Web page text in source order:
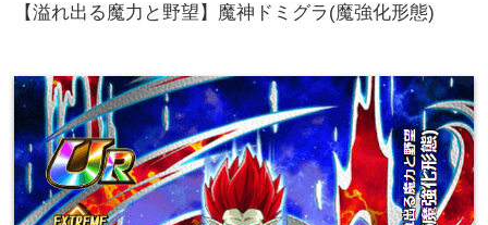
【溢れ出る魔力と野望】魔神ドミグラ(魔強化形態)